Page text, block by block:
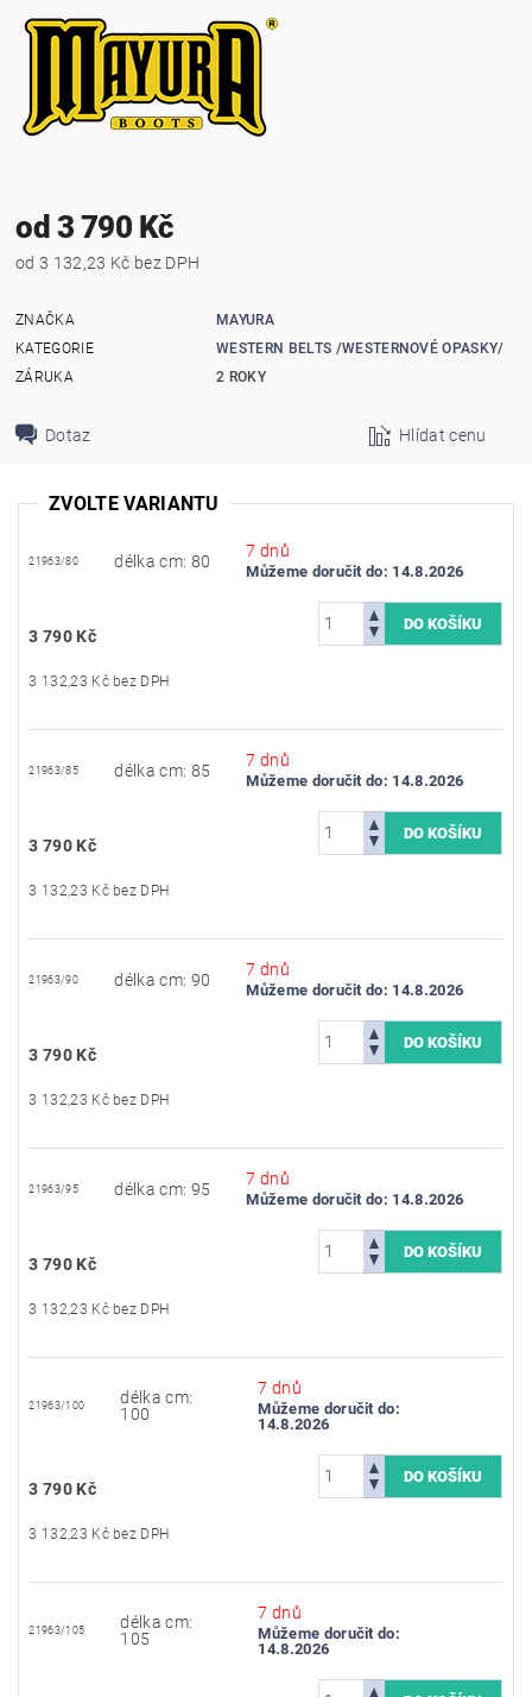
od 3 790 Kč
od 3 132,23 Kč bez DPH
ZNAČKA
MAYURA
KATEGORIE
WESTERN BELTS /WESTERNOVÉ OPASKY/
ZÁRUKA
2 ROKY
Dotaz Hlídat cenu
ZVOLTE VARIANTU
21963/80 délka cm: 80
7 dnů
Můžeme doručit do: 14.8.2026
3 790 Kč
3 132,23 Kč bez DPH
21963/85 délka cm: 85
7 dnů
Můžeme doručit do: 14.8.2026
3 790 Kč
3 132,23 Kč bez DPH
21963/90 délka cm: 90
7 dnů
Můžeme doručit do: 14.8.2026
3 790 Kč
3 132,23 Kč bez DPH
21963/95 délka cm: 95
7 dnů
Můžeme doručit do: 14.8.2026
3 790 Kč
3 132,23 Kč bez DPH
21963/100
délka cm:
100
7 dnů
Můžeme doručit do:
14.8.2026
3 790 Kč
3 132,23 Kč bez DPH
21963/105
délka cm:
105
7 dnů
Můžeme doručit do:
14.8.2026